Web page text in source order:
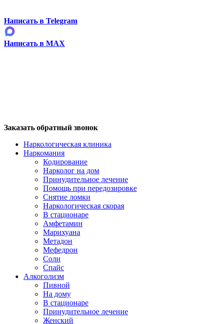
Написать в Telegram
Написать в MAX
Заказать обратный звонок
Наркологическая клиника
Наркомания
Кодирование
Нарколог на дом
Принудительное лечение
Помощь при передозировке
Снятие ломки
Наркологическая скорая
В стационаре
Амфетамин
Марихуана
Метадон
Мефедрон
Соли
Спайс
Алкоголизм
Пивной
На дому
В стационаре
Принудительное лечение
Женский